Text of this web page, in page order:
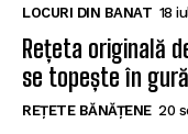
LOCURI DIN BANAT 18
Rețeta originală
se topește în
REȚETE BĂNĂȚENE 20